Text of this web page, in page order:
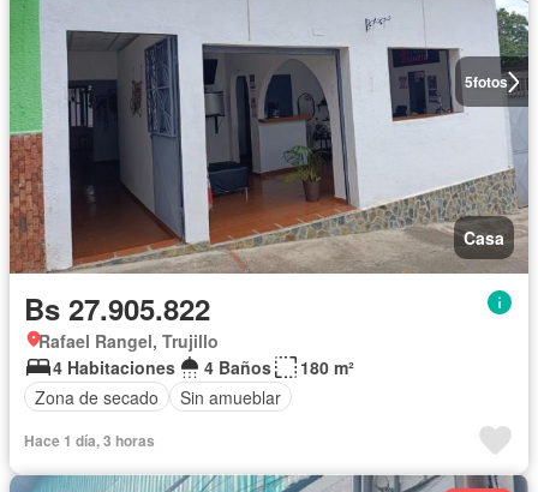
5fotos
Casa
Bs 27.905.822
Rafael Rangel, Trujillo
4 Habitaciones
4 Baños
180 m²
Zona de secado
Sin amueblar
Hace 1 día, 3 horas